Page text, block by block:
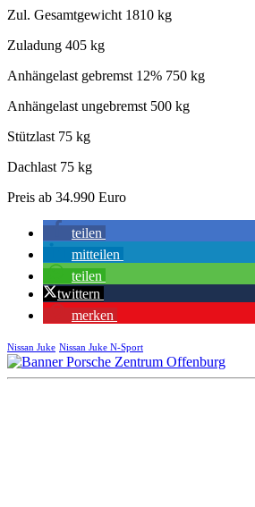
Zul. Gesamtgewicht 1810 kg
Zuladung 405 kg
Anhängelast gebremst 12% 750 kg
Anhängelast ungebremst 500 kg
Stützlast 75 kg
Dachlast 75 kg
Preis ab 34.990 Euro
teilen
mitteilen
teilen
twittern
merken
Nissan Juke Nissan Juke N-Sport